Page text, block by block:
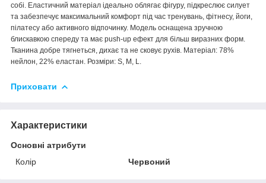
собі. Еластичний матеріал ідеально облягає фігуру, підкреслює силует
та забезпечує максимальний комфорт під час тренувань, фітнесу, йоги,
пілатесу або активного відпочинку. Модель оснащена зручною
блискавкою спереду та має push-up ефект для більш виразних форм.
Тканина добре тягнеться, дихає та не сковує рухів. Матеріал: 78%
нейлон, 22% еластан. Розміри: S, M, L.
Приховати
Характеристики
Основні атрибути
Колір
Червоний